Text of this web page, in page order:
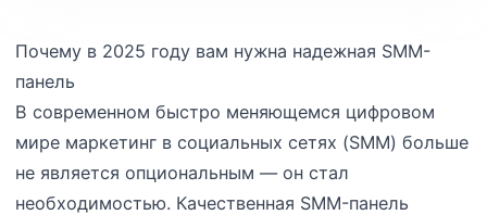
Почему в 2025 году вам нужна надежная SMM-
панель
В современном быстро меняющемся цифровом
мире маркетинг в социальных сетях (SMM) больше
не является опциональным — он стал
необходимостью. Качественная SMM-панель